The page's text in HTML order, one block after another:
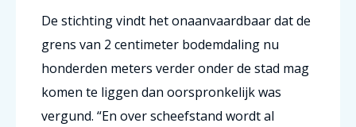
De stichting vindt het onaanvaardbaar dat de
grens van 2 centimeter bodemdaling nu
honderden meters verder onder de stad mag
komen te liggen dan oorspronkelijk was
vergund. “En over scheefstand wordt al